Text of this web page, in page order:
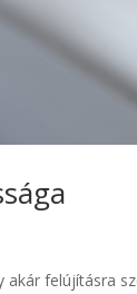
felújításra